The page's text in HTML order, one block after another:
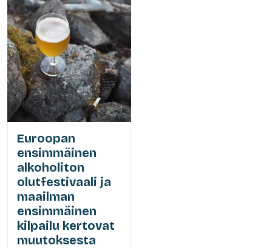
Euroopan
ensimmäinen
alkoholiton
olutfestivaali ja
maailman
ensimmäinen
kilpailu kertovat
muutoksesta